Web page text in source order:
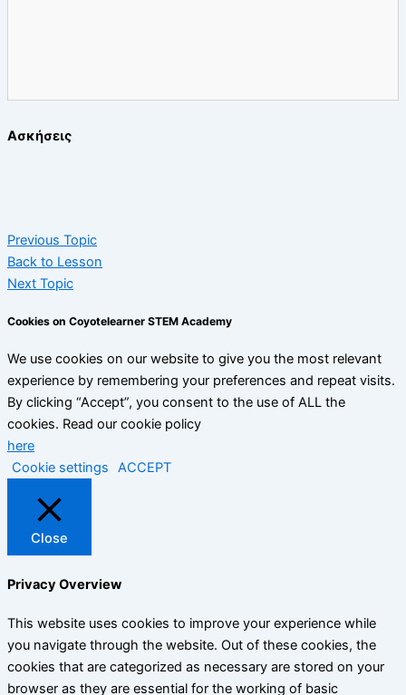
Ασκήσεις
Previous Topic
Back to Lesson
Next Topic
Cookies on Coyotelearner STEM Academy
We use cookies on our website to give you the most relevant
experience by remembering your preferences and repeat visits.
By clicking “Accept”, you consent to the use of ALL the
cookies. Read our cookie policy
here
Cookie settings
ACCEPT
Close
Privacy Overview
This website uses cookies to improve your experience while
you navigate through the website. Out of these cookies, the
cookies that are categorized as necessary are stored on your
browser as they are essential for the working of basic